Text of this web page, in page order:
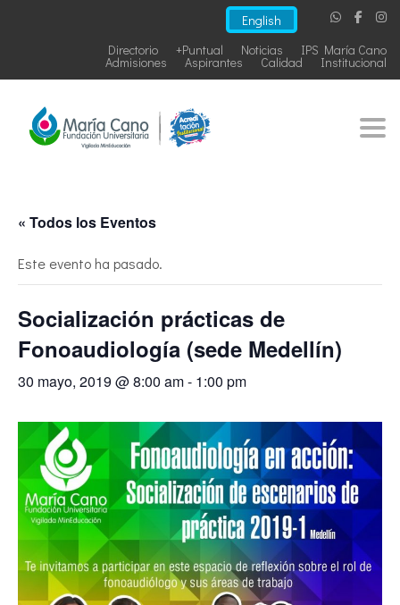
English
IPS María Cano
Noticias
+Puntual
Directorio
Institucional
Calidad
Aspirantes
Admisiones
« Todos los Eventos
Este evento ha pasado.
Socialización prácticas de
Fonoaudiología (sede Medellín)
30 mayo, 2019 @ 8:00 am- 1:00 pm